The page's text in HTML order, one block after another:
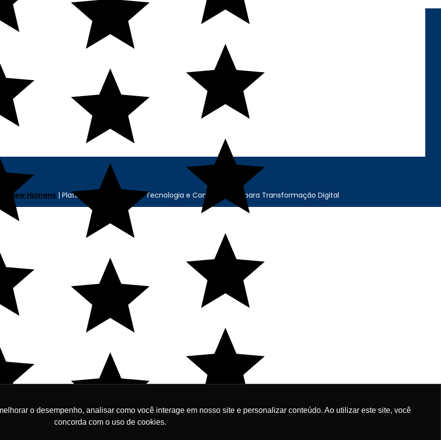
o desempenho, analisar como você interage em nosso site e personalizar conteúdo. Ao utilizar este site, você
concorda com o uso de cookies.
MINHA CONTA
Pedidos
Cadastre-se
New Humans | Plataforma - Tecnologia e Comunicação para Transformação Digital